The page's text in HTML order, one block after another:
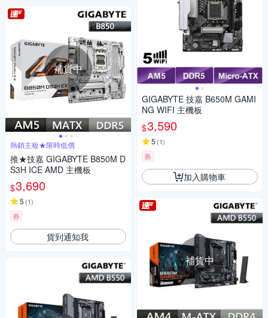
補貨中
熱銷主板★限時低價
推★技嘉 GIGABYTE B850M D
S3H ICE AMD 主機板
$3,690
5 (1)
券
貨到通知我
GIGABYTE 技嘉 B650M GAMI
NG WIFI 主機板
$3,590
5 (1)
券
加入購物車
補貨中